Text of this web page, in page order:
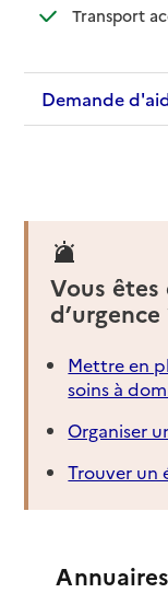
Transport
Demande
Vous
d’urgence
Mettre en
soins à
Organiser
Trouver un